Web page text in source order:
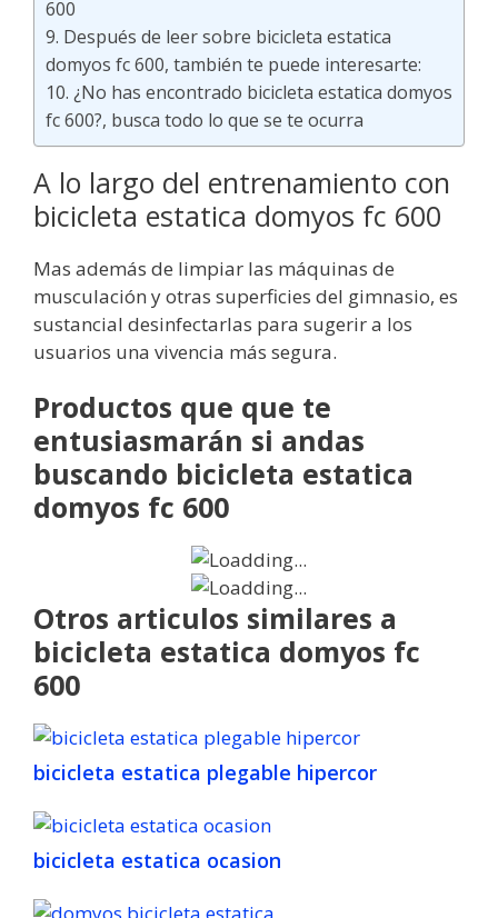
600
Después de leer sobre bicicleta estatica
domyos fc 600, también te puede interesarte:
¿No has encontrado bicicleta estatica domyos
fc 600?, busca todo lo que se te ocurra
A lo largo del entrenamiento con
bicicleta estatica domyos fc 600
Mas además de limpiar las máquinas de
musculación y otras superficies del gimnasio, es
sustancial desinfectarlas para sugerir a los
usuarios una vivencia más segura.
Productos que que te
entusiasmarán si andas
buscando bicicleta estatica
domyos fc 600
Otros articulos similares a
bicicleta estatica domyos fc
600
bicicleta estatica plegable hipercor
bicicleta estatica ocasion